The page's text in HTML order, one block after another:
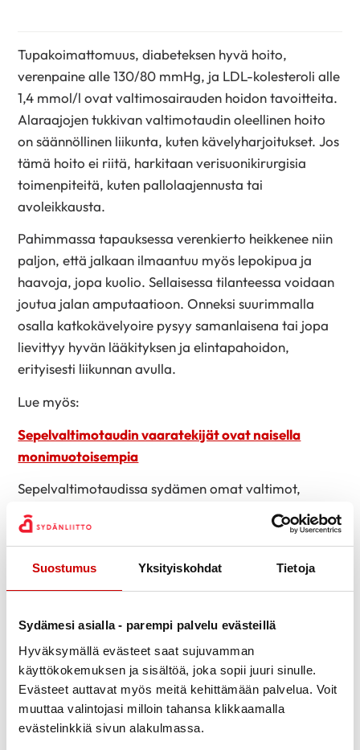
Suostumus Yksityiskohdat Tietoja
Sydämesi asialla - parempi palvelu evästeillä
Hyväksymällä evästeet saat sujuvamman
käyttökokemuksen ja sisältöä, joka sopii juuri sinulle.
Evästeet auttavat myös meitä kehittämään palvelua. Voit
muuttaa valintojasi milloin tahansa klikkaamalla
evästelinkkiä sivun alakulmassa.
Tupakoimattomuus, diabeteksen hyvä hoito,
verenpaine alle 130/80 mmHg, ja LDL-kolesteroli alle
1,4 mmol/l ovat valtimosairauden hoidon tavoitteita.
Alaraajojen tukkivan valtimotaudin oleellinen hoito
on säännöllinen liikunta, kuten kävelyharjoitukset. Jos
tämä hoito ei riitä, harkitaan verisuonikirurgisia
toimenpiteitä, kuten pallolaajennusta tai
avoleikkausta.
Pahimmassa tapauksessa verenkierto heikkenee niin
paljon, että jalkaan ilmaantuu myös lepokipua ja
haavoja, jopa kuolio. Sellaisessa tilanteessa voidaan
joutua jalan amputaatioon. Onneksi suurimmalla
osalla katkokävelyoire pysyy samanlaisena tai jopa
lievittyy hyvän lääkityksen ja elintapahoidon,
erityisesti liikunnan avulla.
Lue myös:
Sepelvaltimotaudin vaaratekijät ovat naisella
monimuotoisempia
Sepelvaltimotaudissa sydämen omat valtimot,
sepelvaltimot sairastuvat. Verisuonten sisäpintaan
syntyy ateroskleroosia, joka tarkoittaa suomen
Terveyden lukutaidolla on merkitystä
Sydämen asialla -hanke keskittyi lisäämään Keski-
kannustamalla terveyttä ja hyvinvointia edistävän
kylätoiminnan kehittämiseen. Hankkeessa edistettiin
Keski-Suomen maaseutuasukkaiden sydänterveyttä
ja terveyden lukutaitoa terveystapahtumien avulla.